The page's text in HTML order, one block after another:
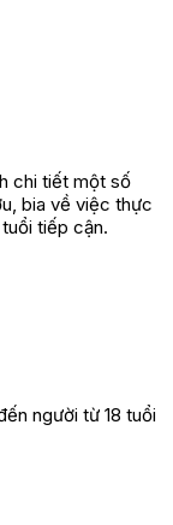
chi tiết một số
bia về việc thực
tiếp cận.
người từ 18 tuổi